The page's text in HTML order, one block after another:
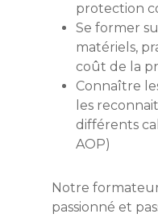
protection
Se former
matériels,
coût de la
Connaître
les
différents
AOP)
Notre
passionné et